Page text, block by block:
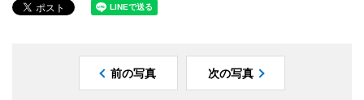
前の写真 次の写真